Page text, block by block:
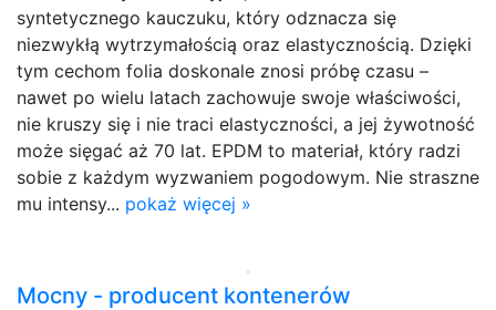
syntetycznego kauczuku, który odznacza się
niezwykłą wytrzymałością oraz elastycznością. Dzięki
tym cechom folia doskonale znosi próbę czasu –
nawet po wielu latach zachowuje swoje właściwości,
nie kruszy się i nie traci elastyczności, a jej żywotność
może sięgać aż 70 lat. EPDM to materiał, który radzi
sobie z każdym wyzwaniem pogodowym. Nie straszne
mu intensy... pokaż więcej »
Mocny - producent kontenerów